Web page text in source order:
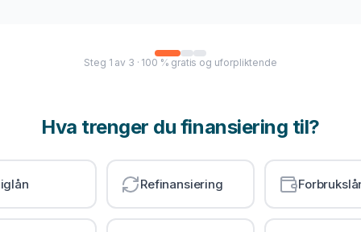
Steg 1 av 3 · 100 % gratis og uforpliktende
Hva trenger du finansiering til?
Refinansiering